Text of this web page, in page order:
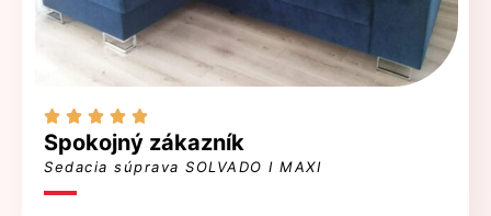
    
Spokojný zákazník
Sedacia súprava SOLVADO I MAXI